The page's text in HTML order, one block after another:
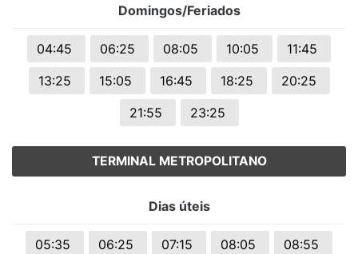
Domingos/Feriados
04:45 06:25 08:05 10:05
11:45
13:25
15:05 16:45 18:25
20:25
21:55
23:25
TERMINAL METROPOLITANO
Dias úteis
05:35 06:25 07:15 08:05
08:55